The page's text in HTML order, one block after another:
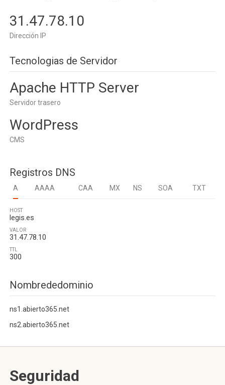
31.47.78.10
Dirección IP
Tecnologias de Servidor
Apache HTTP Server
Servidor trasero
WordPress
CMS
Registros DNS
A AAAA CAA MX NS SOA TXT
HOST
legis.es
VALOR
31.47.78.10
TTL
300
Nombrededominio
ns1.abierto365.net
ns2.abierto365.net
Seguridad